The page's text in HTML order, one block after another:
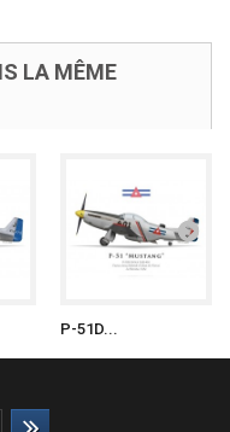
LA MÊME
P-51D...